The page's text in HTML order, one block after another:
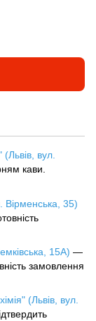
(Львів, вул.
кави.
Вірменська, 35)
15А) —
замовлення
(Львів, вул.